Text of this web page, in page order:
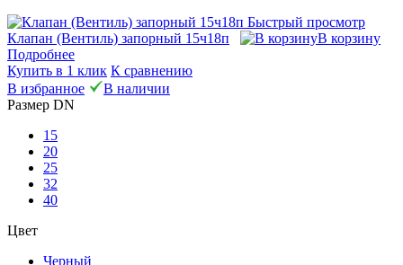
Быстрый просмотр
Клапан (Вентиль) запорный 15ч18п
В корзину
Подробнее
Купить в 1 клик К сравнению
В избранное
В наличии
Размер DN
15
20
25
32
40
Цвет
Черный